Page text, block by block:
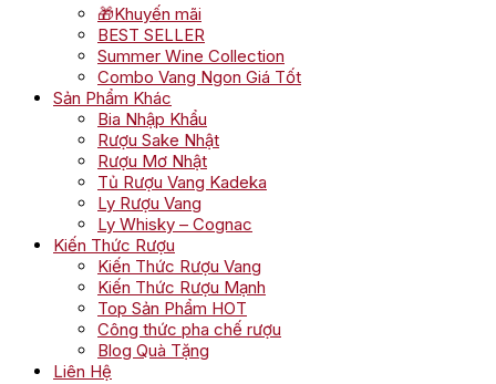
🎁Khuyến mãi
BEST SELLER
Summer Wine Collection
Combo Vang Ngon Giá Tốt
Sản Phẩm Khác
Bia Nhập Khẩu
Rượu Sake Nhật
Rượu Mơ Nhật
Tủ Rượu Vang Kadeka
Ly Rượu Vang
Ly Whisky – Cognac
Kiến Thức Rượu
Kiến Thức Rượu Vang
Kiến Thức Rượu Mạnh
Top Sản Phẩm HOT
Công thức pha chế rượu
Blog Quà Tặng
Liên Hệ